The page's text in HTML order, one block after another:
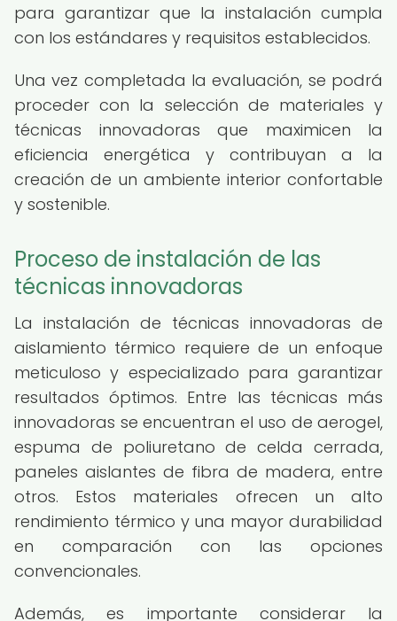
para garantizar que la instalación cumpla
con los estándares y requisitos establecidos.
Una vez completada la evaluación, se podrá
proceder con la selección de materiales y
técnicas innovadoras que maximicen la
eficiencia energética y contribuyan a la
creación de un ambiente interior confortable
y sostenible.
Proceso de instalación de las
técnicas innovadoras
La instalación de técnicas innovadoras de
aislamiento térmico requiere de un enfoque
meticuloso y especializado para garantizar
resultados óptimos. Entre las técnicas más
innovadoras se encuentran el uso de aerogel,
espuma de poliuretano de celda cerrada,
paneles aislantes de fibra de madera, entre
otros. Estos materiales ofrecen un alto
rendimiento térmico y una mayor durabilidad
en comparación con las opciones
convencionales.
Además, es importante considerar la